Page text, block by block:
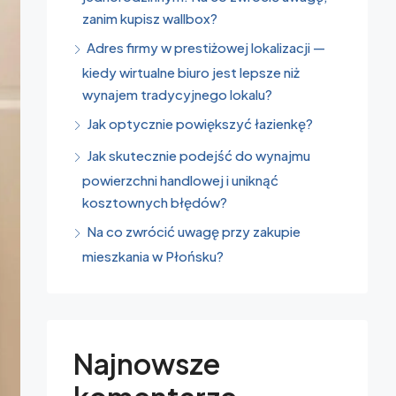
zanim kupisz wallbox?
Adres firmy w prestiżowej lokalizacji —
kiedy wirtualne biuro jest lepsze niż
wynajem tradycyjnego lokalu?
Jak optycznie powiększyć łazienkę?
Jak skutecznie podejść do wynajmu
powierzchni handlowej i uniknąć
kosztownych błędów?
Na co zwrócić uwagę przy zakupie
mieszkania w Płońsku?
Najnowsze